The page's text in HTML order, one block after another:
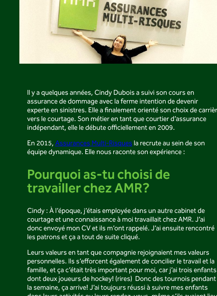
Il y a quelques années, Cindy Dubois a suivi son cours en
assurance de dommage avec la ferme intention de devenir
experte en sinistres. Elle a finalement orienté son choix de
vers le courtage. Son métier en tant que courtier d’assurance
indépendant, elle le débute officiellement en 2009.
En 2015, Assurances Multi-Risquesla recrute au sein de son
équipe dynamique. Elle nous raconte son expérience :
Pourquoi as-tu choisi de
travailler chez AMR?
Cindy : À l’époque, j’étais employée dans un autre cabinet de
courtage et une connaissance à moi travaillait chez AMR. J’ai
donc envoyé mon CV et ils m’ont rappelé. J’ai ensuite rencontré
les patrons et ça a tout de suite cliqué.
Leurs valeurs en tant que compagnie rejoignaient mes valeurs
personnelles. Ils s’efforcent également de concilier le travail et la
famille, et ça c’était très important pour moi, car j’ai trois enfants
dont deux joueurs de hockey! (rires) Donc des tournois pendant
la semaine, ça arrive! J’ai toujours réussi à suivre mes enfants